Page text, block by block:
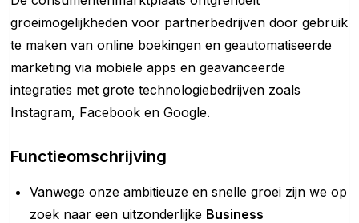
groeimogelijkheden voor partnerbedrijven door gebruik
te maken van online boekingen en geautomatiseerde
marketing via mobiele apps en geavanceerde
integraties met grote technologiebedrijven zoals
Instagram, Facebook en Google.
Functieomschrijving
Vanwege onze ambitieuze en snelle groei zijn we op
zoek naar een uitzonderlijke Business